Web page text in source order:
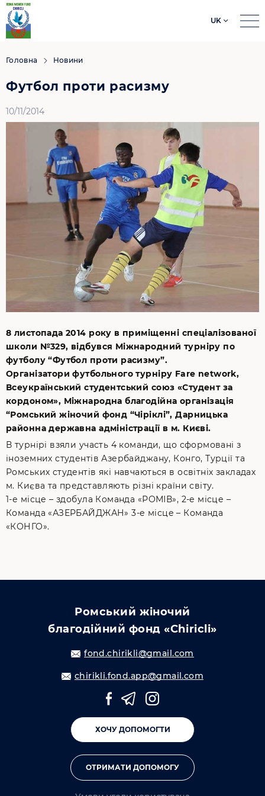
UK
Головна Новини
Футбол проти расизму
10/11/2014
8 листопада 2014 року в приміщенні спеціалізованої
школи №329, відбувся Міжнародний турніру по
футболу “Футбол проти расизму”.
Організатори футбольного турніру Fare network,
Всеукраїнський студентський союз «Студент за
кордоном», Міжнародна благодійна організація
“Ромський жіночий фонд “Чіріклі”, Дарницька
районна державна адміністрації в м. Києві.
В турнірі взяли участь 4 команди, що сформовані з
іноземних студентів Азербайджану, Конго, Турції та
Ромських студентів які навчаються в освітніх закладах
м. Києва та представляють різні країни світу.
1-е місце – здобула Команда «РОМІВ», 2-е місце –
Команда «АЗЕРБАЙДЖАН» 3-е місце – Команда
«КОНГО».
Ромський жіночий
благодійний фонд «Chiricli»
fond.chirikli@gmail.com
chirikli.fond.app@gmail.com
ХОЧУ ДОПОМОГТИ
ОТРИМАТИ ДОПОМОГУ